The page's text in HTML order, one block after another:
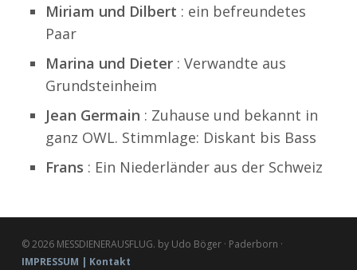
Miriam und Dilbert : ein befreundetes
Paar
Marina und Dieter: Verwandte aus
Grundsteinheim
Jean Germain : Zuhause und bekannt in
ganz OWL. Stimmlage: Diskant bis Bass
Frans : Ein Niederländer aus der Schweiz
© 2026 MESSDIENERAUSFLUG. by Udo Böger · Paderborn ·
IMPRESSUM | Kontakt